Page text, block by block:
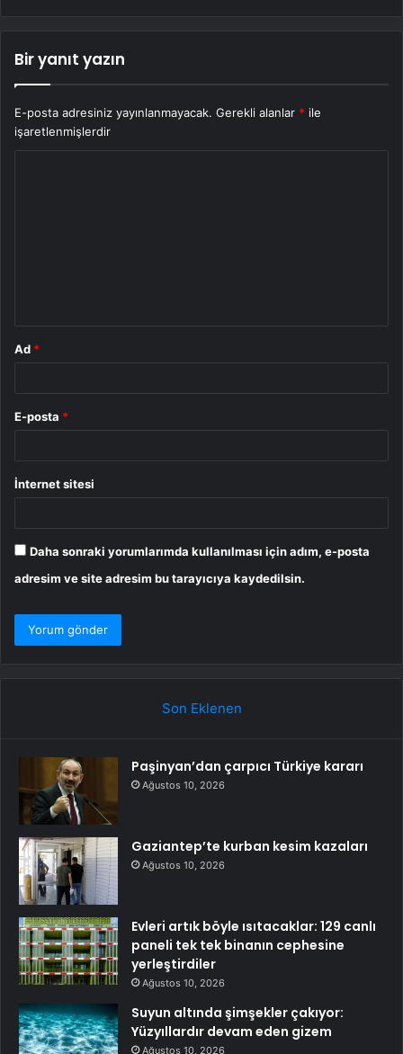
Bir yanıt yazın
E-posta adresiniz yayınlanmayacak. Gerekli alanlar * ile
işaretlenmişlerdir
Ad *
E-posta *
İnternet sitesi
Daha sonraki yorumlarımda kullanılması için adım, e-posta
adresim ve site adresim bu tarayıcıya kaydedilsin.
Son Eklenen
Paşinyan’dan çarpıcı Türkiye kararı
Ağustos 10, 2026
Gaziantep’te kurban kesim kazaları
Ağustos 10, 2026
Evleri artık böyle ısıtacaklar: 129 canlı
paneli tek tek binanın cephesine
yerleştirdiler
Ağustos 10, 2026
Suyun altında şimşekler çakıyor:
Yüzyıllardır devam eden gizem
Ağustos 10, 2026